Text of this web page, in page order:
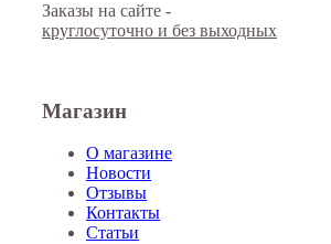
Заказы на сайте -
круглосуточно и без выходных
Магазин
О магазине
Новости
Отзывы
Контакты
Статьи